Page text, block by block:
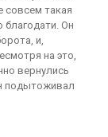
совсем такая
благодати. Он
и,
на это,
вернулись
подытоживал